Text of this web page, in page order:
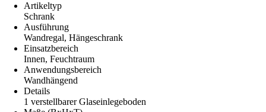
Artikeltyp
Schrank
Ausführung
Wandregal, Hängeschrank
Einsatzbereich
Innen, Feuchtraum
Anwendungsbereich
Wandhängend
Details
1 verstellbarer Glaseinlegeboden